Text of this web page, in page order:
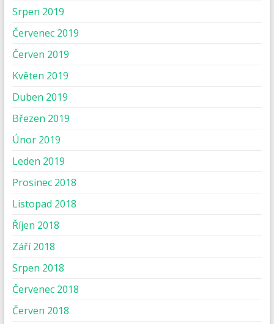
Srpen 2019
Červenec 2019
Červen 2019
Květen 2019
Duben 2019
Březen 2019
Únor 2019
Leden 2019
Prosinec 2018
Listopad 2018
Říjen 2018
Září 2018
Srpen 2018
Červenec 2018
Červen 2018